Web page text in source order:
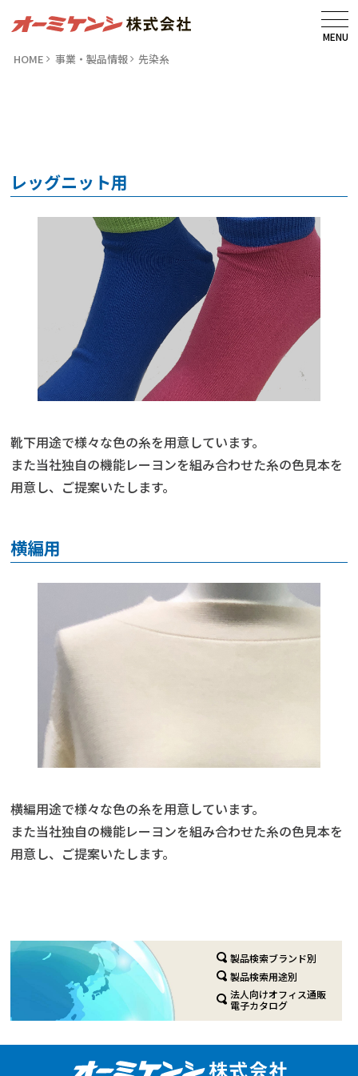
MENU
HOME 事業・製品情報 先染糸
レッグニット用
靴下用途で様々な色の糸を用意しています。
また当社独自の機能レーヨンを組み合わせた糸の色見本を
用意し、ご提案いたします。
横編用
横編用途で様々な色の糸を用意しています。
また当社独自の機能レーヨンを組み合わせた糸の色見本を
用意し、ご提案いたします。
製品検索ブランド別
製品検索用途別
法人向けオフィス通販
電子カタログ